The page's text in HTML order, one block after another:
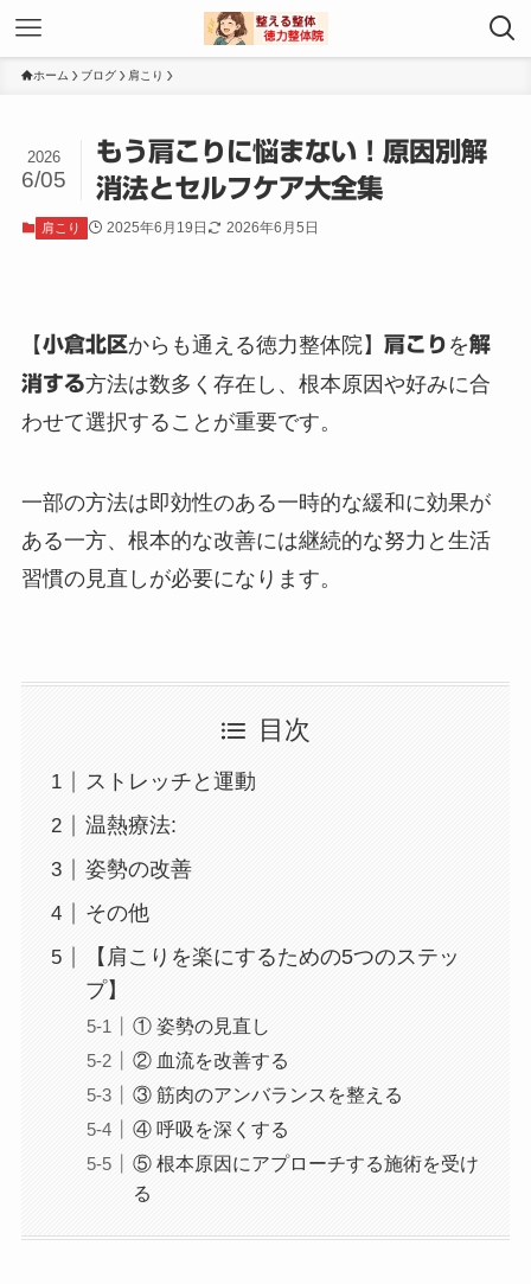
ホーム ブログ 肩こり
もう肩こりに悩まない！原因別解
消法とセルフケア大全集
2026
6/05
肩こり 2025年6月19日 2026年6月5日
【小倉北区からも通える徳力整体院】 肩こり を解
消する方法は数多く存在し、根本原因や好みに合
わせて選択することが重要です。
一部の方法は即効性のある一時的な緩和に効果が
ある一方、根本的な改善には継続的な努力と生活
習慣の見直しが必要になります。
目次
ストレッチと運動
温熱療法:
姿勢の改善
その他
【肩こりを楽にするための5つのステッ
プ】
① 姿勢の見直し
② 血流を改善する
③ 筋肉のアンバランスを整える
④ 呼吸を深くする
⑤ 根本原因にアプローチする施術を受け
る